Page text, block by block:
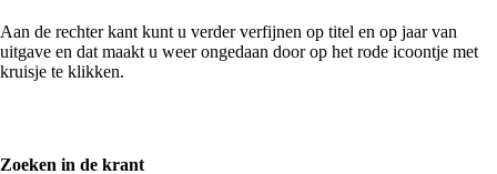
Aan de rechter kant kunt u verder verfijnen op titel en op jaar van
uitgave en dat maakt u weer ongedaan door op het rode icoontje met
kruisje te klikken.
Zoeken in de krant